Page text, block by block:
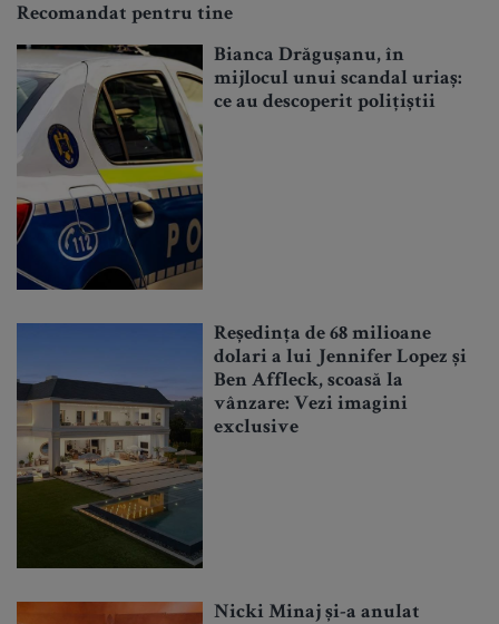
Recomandat pentru tine
Bianca Drăgușanu, în
mijlocul unui scandal uriaș:
ce au descoperit polițiștii
Reședința de 68 milioane
dolari a lui Jennifer Lopez și
Ben Affleck, scoasă la
vânzare: Vezi imagini
exclusive
Nicki Minaj și-a anulat